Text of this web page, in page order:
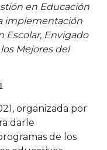
en Educación
implementación
Escolar, Envigado
Mejores del
organizada por
darle
de los